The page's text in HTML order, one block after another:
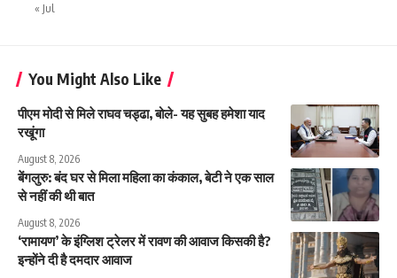
« Jul
You Might Also Like
पीएम मोदी से मिले राघव चड्ढा, बोले- यह सुबह हमेशा याद
रखूंगा
August 8, 2026
बेंगलुरु: बंद घर से मिला महिला का कंकाल, बेटी ने एक साल
से नहीं की थी बात
August 8, 2026
‘रामायण’ के इंग्लिश ट्रेलर में रावण की आवाज किसकी है?
इन्होंने दी है दमदार आवाज